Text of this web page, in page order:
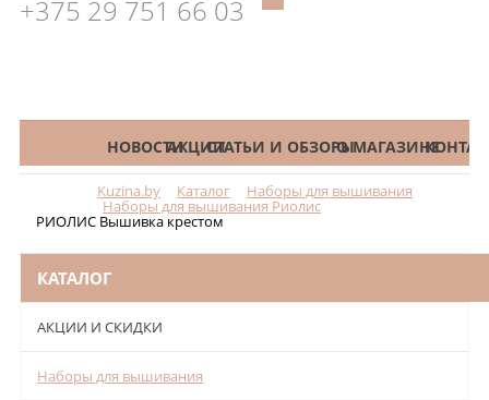
+375 29 751 66 03
КАТАЛОГНОВОСТИАКЦИИСТАТЬИ И ОБЗОРЫО МАГАЗИНЕ
Kuzina.by Каталог Наборы для вышивания
Наборы для вышивания Риолис
РИОЛИС Вышивка крестом
КАТАЛОГ
АКЦИИ И СКИДКИ
Наборы для вышивания